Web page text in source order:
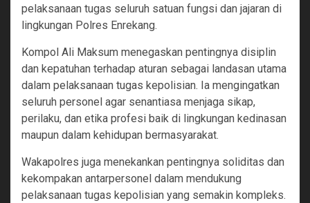
pelaksanaan tugas seluruh satuan fungsi dan jajaran di
lingkungan Polres Enrekang.
Kompol Ali Maksum menegaskan pentingnya disiplin
dan kepatuhan terhadap aturan sebagai landasan utama
dalam pelaksanaan tugas kepolisian. Ia mengingatkan
seluruh personel agar senantiasa menjaga sikap,
perilaku, dan etika profesi baik di lingkungan kedinasan
maupun dalam kehidupan bermasyarakat.
Wakapolres juga menekankan pentingnya soliditas dan
kekompakan antarpersonel dalam mendukung
pelaksanaan tugas kepolisian yang semakin kompleks.